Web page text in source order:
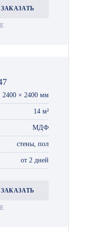
ЗАКАЗАТЬ
2400 × 2400 мм
14 м²
МДФ
стены, пол
от 2 дней
ЗАКАЗАТЬ